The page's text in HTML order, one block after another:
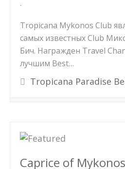
Tropicana Mykonos Club
самых известных Club
Бич. Награжден Travel
лучшим Best…
Tropicana Paradise
Caprice of Mykonos